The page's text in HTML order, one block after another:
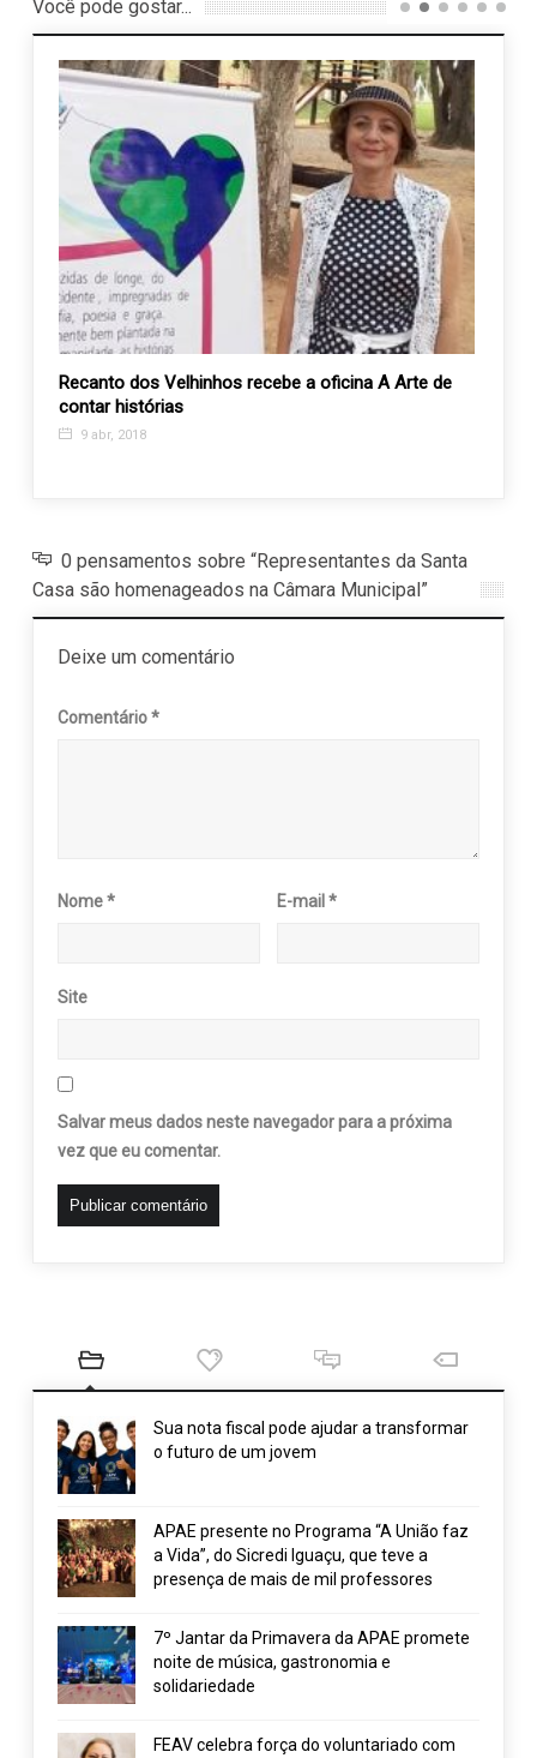
Você pode gostar...
Recanto dos Velhinhos recebe a oficina A Arte de
contar histórias
9 abr, 2018
0 pensamentos sobre “Representantes da Santa
Casa são homenageados na Câmara Municipal”
Deixe um comentário
Comentário*
Nome* E-mail*
Site
Salvar meus dados neste navegador para a próxima
vez que eu comentar.
Sua nota fiscal pode ajudar a transformar
o futuro de um jovem
APAE presente no Programa “A União faz
a Vida”, do Sicredi Iguaçu, que teve a
presença de mais de mil professores
7º Jantar da Primavera da APAE promete
noite de música, gastronomia e
solidariedade
FEAV celebra força do voluntariado com